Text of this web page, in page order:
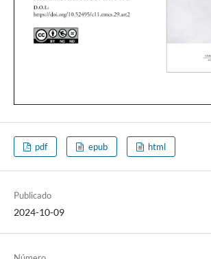
pdf epub html
Publicado
2024-10-09